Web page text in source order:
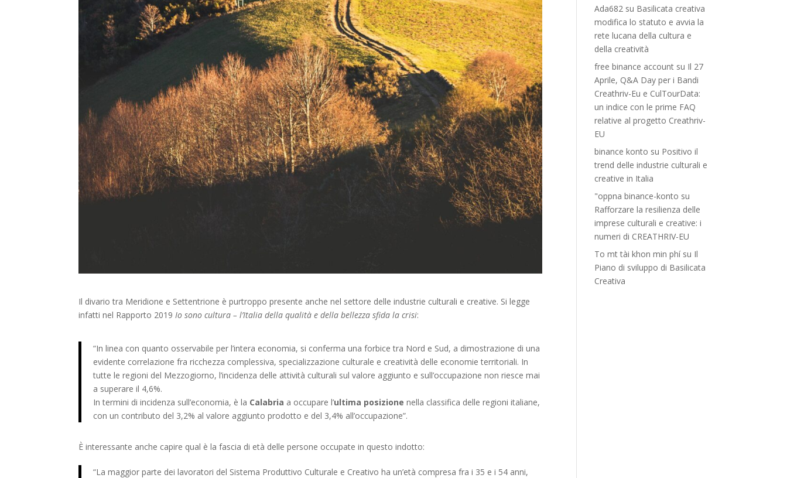
Il divario tra Meridione e Settentrione è purtroppo presente anche nel settore delle industrie culturali e creative. Si legge
infatti nel Rapporto 2019 Io sono cultura – l’Italia della qualità e della bellezza sfida la crisi:
“In linea con quanto osservabile per l’intera economia, si conferma una forbice tra Nord e Sud, a dimostrazione di una
evidente correlazione fra ricchezza complessiva, specializzazione culturale e creatività delle economie territoriali. In
tutte le regioni del Mezzogiorno, l’incidenza delle attività culturali sul valore aggiunto e sull’occupazione non riesce mai
a superare il 4,6%.
In termini di incidenza sull’economia, è la Calabria a occupare l’ultima posizione nella classifica delle regioni italiane,
con un contributo del 3,2% al valore aggiunto prodotto e del 3,4% all’occupazione”.
È interessante anche capire qual è la fascia di età delle persone occupate in questo indotto:
“La maggior parte dei lavoratori del Sistema Produttivo Culturale e Creativo ha un’età compresa fra i 35 e i 54 anni,
Ada682 su Basilicata creativa
modifica lo statuto e avvia la
rete lucana della cultura e
della creatività
free binance account su Il 27
Aprile, Q&A Day per i Bandi
Creathriv-Eu e CulTourData:
un indice con le prime FAQ
relative al progetto Creathriv-
EU
binance konto su Positivo il
trend delle industrie culturali e
creative in Italia
"oppna binance-konto su
Rafforzare la resilienza delle
imprese culturali e creative: i
numeri di CREATHRIV-EU
To mt tài khon min phísu Il
Piano di sviluppo di Basilicata
Creativa